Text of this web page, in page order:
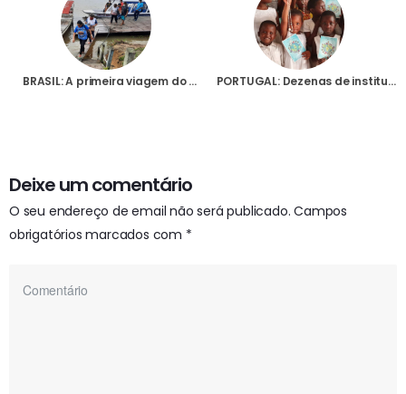
BRASIL: A primeira viagem do Padre Bruno no barco que a Fundação AIS ofereceu à Igreja da Amazónia PORTUGAL: Dezenas de instituições já aderiram à jornada de oração “1 milhão de crianças rezam o Terço pela Paz”
Deixe um comentário
O seu endereço de email não será publicado. Campos
obrigatórios marcados com *